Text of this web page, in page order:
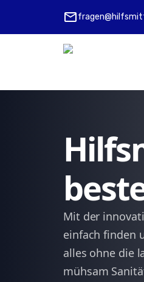
mail
Mit der
einfach finden
alles ohne die
mühsam